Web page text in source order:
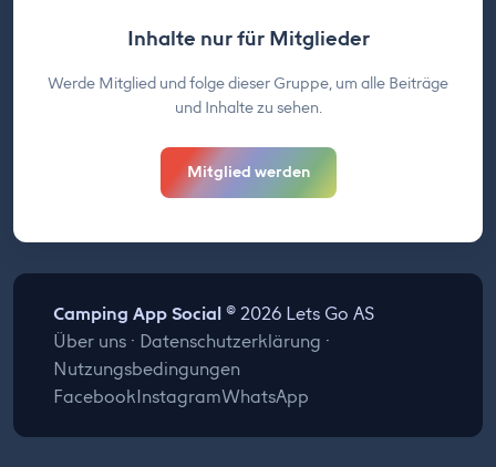
Inhalte nur für Mitglieder
Werde Mitglied und folge dieser Gruppe, um alle Beiträge
und Inhalte zu sehen.
Mitglied werden
Camping App Social© 2026 Lets Go AS
Über uns· Datenschutzerklärung ·
Nutzungsbedingungen
FacebookInstagramWhatsApp